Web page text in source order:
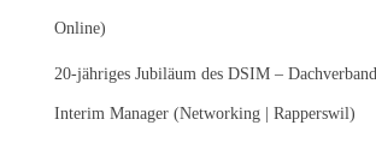
c
:
Online)
20-jähriges Jubiläum des DSIM –
Interim Manager (Networking | Rapperswil)